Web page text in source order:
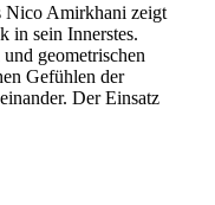
Nico Amirkhani zeigt
in sein Innerstes.
geometrischen
Gefühlen der
Der Einsatz